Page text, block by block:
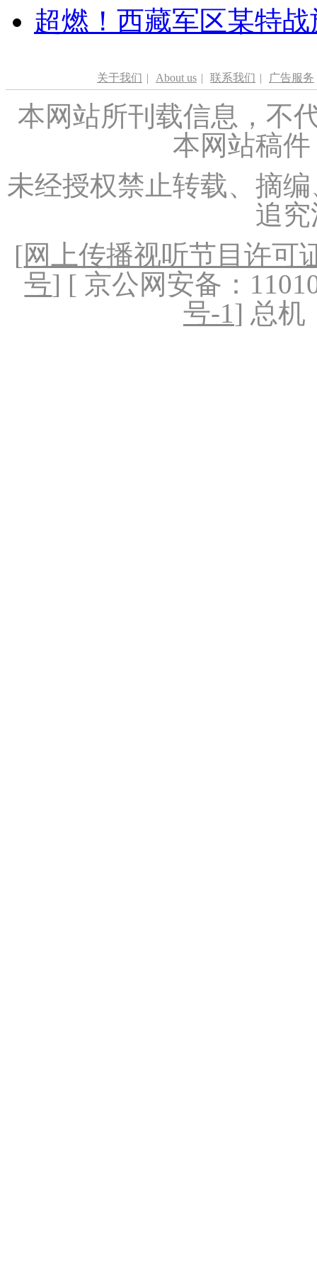
超燃！西藏军区某特
关于我们 | About us | 联系我们 | 广告服务
本网站所刊载信息，不
本网站稿
未经授权禁止转载、摘
追
[网上传播视听节目许可
号] [ 京公网安备：
号-1] 总机